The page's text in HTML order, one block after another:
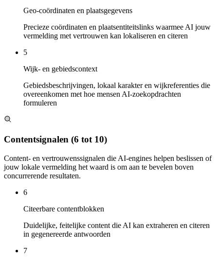
Geo-coördinaten en plaatsgegevens
Precieze coördinaten en plaatsentiteitslinks waarmee AI jouw
vermelding met vertrouwen kan lokaliseren en citeren
5
Wijk- en gebiedscontext
Gebiedsbeschrijvingen, lokaal karakter en wijkreferenties die
overeenkomen met hoe mensen AI-zoekopdrachten
formuleren
Contentsignalen (6 tot 10)
Content- en vertrouwenssignalen die AI-engines helpen beslissen of
jouw lokale vermelding het waard is om aan te bevelen boven
concurrerende resultaten.
6
Citeerbare contentblokken
Duidelijke, feitelijke content die AI kan extraheren en citeren
in gegenereerde antwoorden
7